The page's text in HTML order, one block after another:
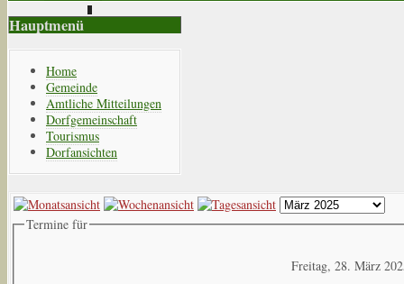
Hauptmenü
Home
Gemeinde
Amtliche Mitteilungen
Dorfgemeinschaft
Tourismus
Dorfansichten
Termine für
Freitag, 28. März